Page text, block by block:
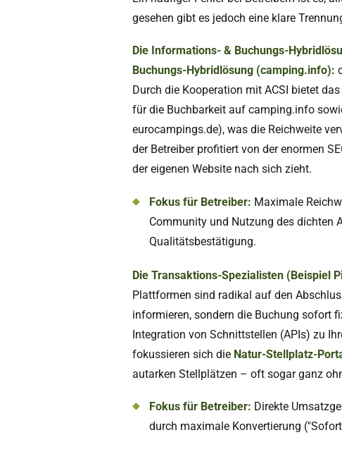
gesehen gibt es jedoch eine klare
Die Informations- & Buchungs-
Buchungs-Hybridlösung (camping.info):
Durch die Kooperation mit ACSI bietet
für die Buchbarkeit auf camping.info
eurocampings.de), was die Reichweite
der Betreiber profitiert von der enormen
der eigenen Website nach sich zieht.
Fokus für Betreiber: Maximale
Community und Nutzung des dichten
Qualitätsbestätigung.
Die Transaktions-Spezialisten (Beispiel
Plattformen sind radikal auf den
informieren, sondern die Buchung sofort
Integration von Schnittstellen (APIs) zu
fokussieren sich die Natur-Stellplatz-
autarken Stellplätzen – oft sogar ganz
Fokus für Betreiber: Direkte
durch maximale Konvertierung